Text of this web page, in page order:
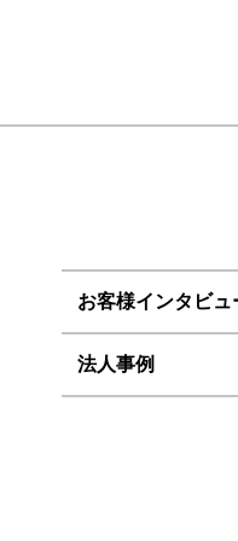
お客様インタビュ
法人事例